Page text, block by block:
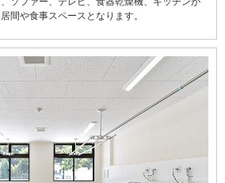
間や食事スペースとなります。